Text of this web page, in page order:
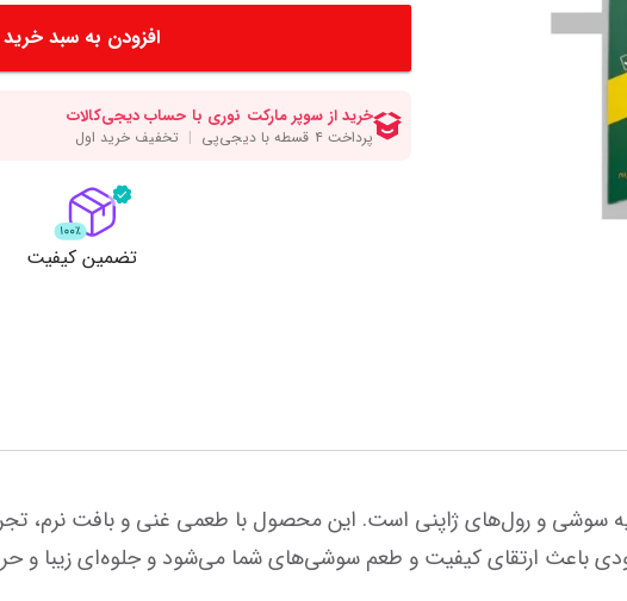
ترشی جینجر و مایونز و سیراچا
شکلات و تافی
انواع روغن
نمایش همه محصولات
انواع ادویه
نمایش همه محصولات
افزودن به سبد خرید
تضمین کیفیت